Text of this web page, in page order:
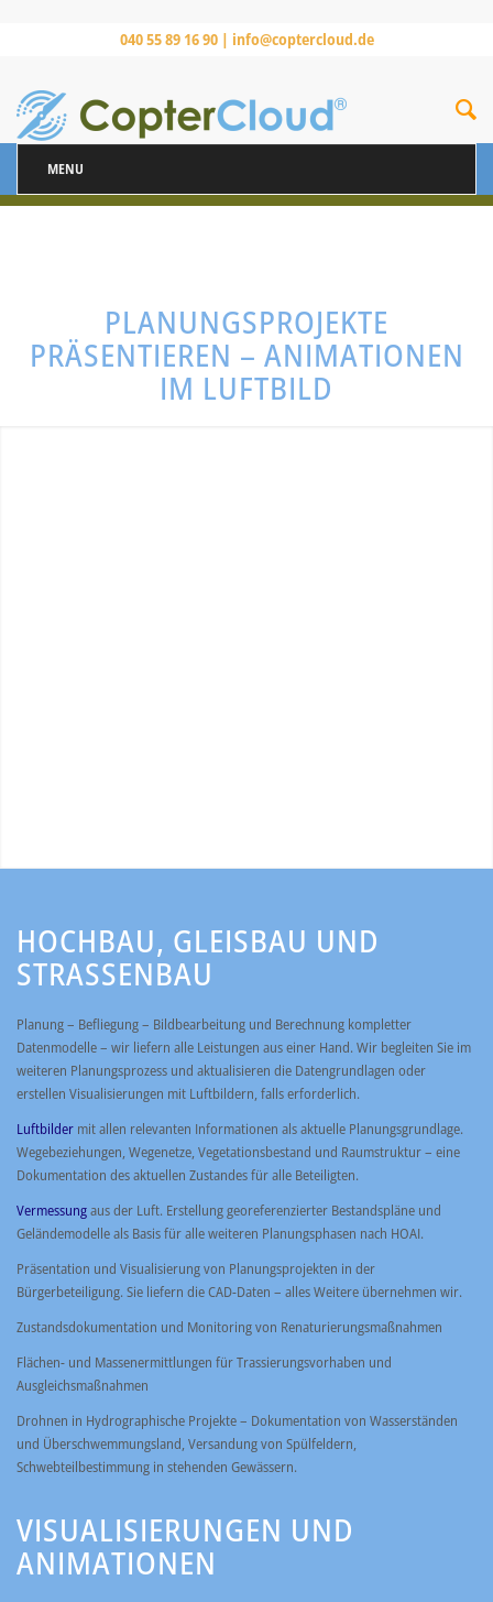
040 55 89 16 90 | info@coptercloud.de
MENU
PLANUNGSPROJEKTE
PRÄSENTIEREN – ANIMATIONEN
IM LUFTBILD
HOCHBAU, GLEISBAU UND
STRASSENBAU
Planung – Befliegung – Bildbearbeitung und Berechnung kompletter
Datenmodelle – wir liefern alle Leistungen aus einer Hand. Wir begleiten Sie im
weiteren Planungsprozess und aktualisieren die Datengrundlagen oder
erstellen Visualisierungen mit Luftbildern, falls erforderlich.
Luftbilder mit allen relevanten Informationen als aktuelle Planungsgrundlage.
Wegebeziehungen, Wegenetze, Vegetationsbestand und Raumstruktur – eine
Dokumentation des aktuellen Zustandes für alle Beteiligten.
Vermessungaus der Luft. Erstellung georeferenzierter Bestandspläne und
Geländemodelle als Basis für alle weiteren Planungsphasen nach HOAI.
Präsentation und Visualisierung von Planungsprojekten in der
Bürgerbeteiligung. Sie liefern die CAD-Daten – alles Weitere übernehmen wir.
Zustandsdokumentation und Monitoring von Renaturierungsmaßnahmen
Flächen- und Massenermittlungen für Trassierungsvorhaben und
Ausgleichsmaßnahmen
Drohnen in Hydrographische Projekte – Dokumentation von Wasserständen
und Überschwemmungsland, Versandung von Spülfeldern,
Schwebteilbestimmung in stehenden Gewässern.
VISUALISIERUNGEN UND
ANIMATIONEN